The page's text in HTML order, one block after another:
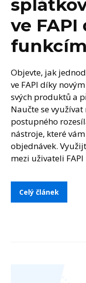
ve
funkcím
Objevte, jak
ve FAPI díky
svých produktů a
Naučte se
postupného
nástroje, které
objednávek.
mezi uživateli
Celý článek